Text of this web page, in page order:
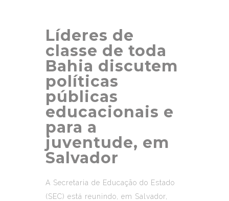
Líderes de
classe de toda
Bahia discutem
políticas
públicas
educacionais e
para a
juventude, em
Salvador
A Secretaria de Educação do Estado
(SEC) está reunindo, em Salvador,